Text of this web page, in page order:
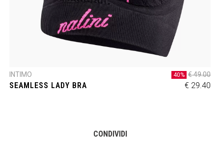
INTIMO
SEAMLESS LADY BRA
40% € 49.00
€ 29.40
CONDIVIDI